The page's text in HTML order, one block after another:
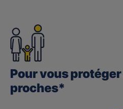
Pour vous
proches*